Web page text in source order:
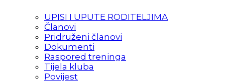
UPISI I UPUTE RODITELJIMA
Članovi
Pridruženi članovi
Dokumenti
Raspored treninga
Tijela kluba
Povijest